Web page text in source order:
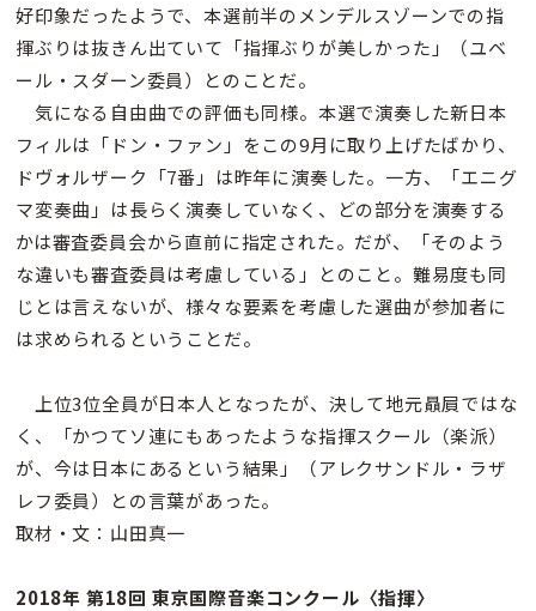
好印象だったようで、本選前半のメンデルスゾーンでの指
揮ぶりは抜きん出ていて「指揮ぶりが美しかった」（ユベ
ール・スダーン委員）とのことだ。
気になる自由曲での評価も同様。本選で演奏した新日本
フィルは「ドン・ファン」をこの9月に取り上げたばかり、
ドヴォルザーク「7番」は昨年に演奏した。一方、「エニグ
マ変奏曲」は長らく演奏していなく、どの部分を演奏する
かは審査委員会から直前に指定された。だが、「そのよう
な違いも審査委員は考慮している」とのこと。難易度も同
じとは言えないが、様々な要素を考慮した選曲が参加者に
は求められるということだ。
上位3位全員が日本人となったが、決して地元贔屓ではな
く、「かつてソ連にもあったような指揮スクール（楽派）
が、今は日本にあるという結果」（アレクサンドル・ラザ
レフ委員）との言葉があった。
取材・文：山田真一
2018年 第18回 東京国際音楽コンクール〈指揮〉